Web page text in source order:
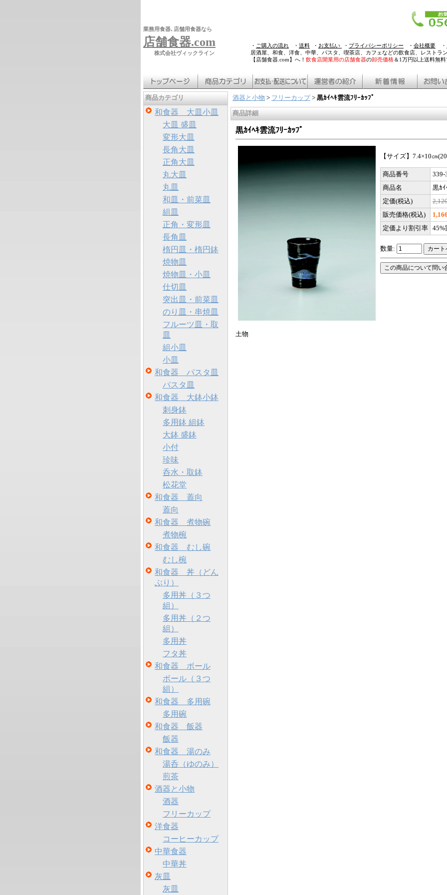
業務用食器､店舗用食器なら
店舗食器.com
株式会社ヴィックライン
・ ご購入の流れ ・ 送料 ・ お支払い ・ プライバシーポリシー ・ 会社概要 ・
居酒屋、和食、洋食、中華、パスタ、喫茶店、カフェなどの飲食店、レストラ
【店舗食器.com】へ！ 飲食店開業用の店舗食器の卸売価格＆1万円以上送料無
商品カテゴリ
和食器 大皿小皿
大皿 盛皿
変形大皿
長角大皿
正角大皿
丸大皿
丸皿
和皿・前菜皿
組皿
正角・変形皿
長角皿
楕円皿・楕円鉢
焼物皿
焼物皿・小皿
仕切皿
突出皿・前菜皿
のり皿・串焼皿
フルーツ皿・取
皿
組小皿
小皿
和食器 パスタ皿
パスタ皿
和食器 大鉢小鉢
刺身鉢
多用鉢 組鉢
大鉢 盛鉢
小付
珍味
呑水・取鉢
松花堂
和食器 蓋向
蓋向
和食器 煮物碗
煮物椀
和食器 むし碗
むし椀
和食器 丼（どん
ぶり）
多用丼（３つ
組）
多用丼（２つ
組）
多用丼
フタ丼
和食器 ボール
ボール（３つ
組）
和食器 多用碗
多用碗
和食器 飯器
飯器
和食器 湯のみ
湯呑（ゆのみ）
煎茶
酒器と小物
酒器
フリーカップ
洋食器
コーヒーカップ
中華食器
中華丼
灰皿
灰皿
酒器と小物 > フリーカップ> 黒ｶｲﾍｷ雲流ﾌﾘｰｶｯﾌﾟ
商品詳細
黒ｶｲﾍｷ雲流ﾌﾘｰｶｯﾌﾟ
【サイズ】7.4×10㎝
商品番号
339-
商品名
黒ｶ
定価(税込)
販売価格(税込)
定価より割引率 45%
数量:
土物